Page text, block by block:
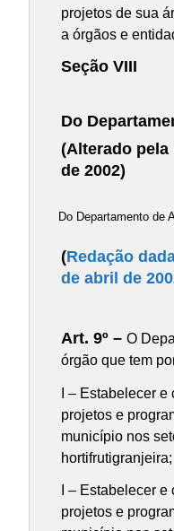
projetos de sua
a órgãos e
Seção VIII
Do
(Alterado pela
de 2002)
Do Departamento de
(Redação
de abril de
Art. 9º –O
órgão que tem
I – Estabelecer
projetos e
município nos
hortifrutigranjeira;
I – Estabelecer
projetos e